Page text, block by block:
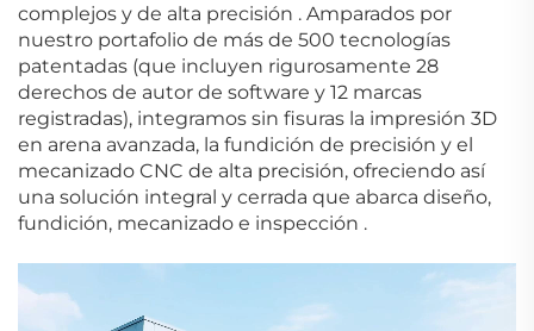
complejos y de alta precisión . Amparados por
nuestro portafolio de más de 500 tecnologías
patentadas (que incluyen rigurosamente 28
derechos de autor de software y 12 marcas
registradas), integramos sin fisuras la impresión 3D
en arena avanzada, la fundición de precisión y el
mecanizado CNC de alta precisión, ofreciendo así
una solución integral y cerrada que abarca diseño,
fundición, mecanizado e inspección .